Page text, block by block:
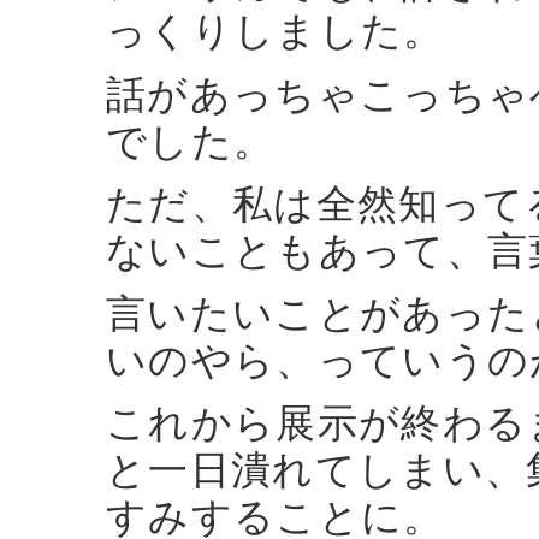
っくりしました。
話があっちゃこっち
でした。
ただ、私は全然知っ
ないこともあって、
言いたいことがあっ
いのやら、っていう
これから展示が終わ
と一日潰れてしまい
すみすることに。